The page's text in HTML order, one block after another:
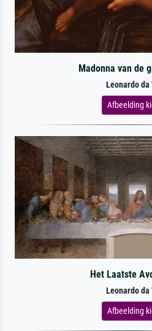
Madonna van de
Leonardo da
Afbeelding
Het Laatste
Leonardo da
Afbeelding